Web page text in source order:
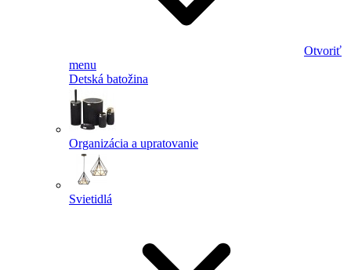
Otvoriť
menu
Detská batožina
Organizácia a upratovanie
Svietidlá